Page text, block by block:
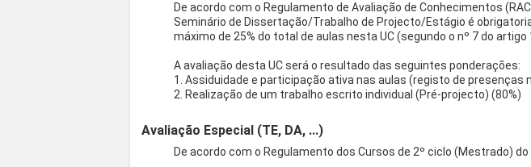
De acordo com o Regulamento de Avaliação de Conhecimentos
Seminário de Dissertação/Trabalho de Projecto/Estágio é
máximo de 25% do total de aulas nesta UC (segundo o nº 7 do artigo
A avaliação desta UC será o resultado das seguintes ponderações:
1. Assiduidade e participação ativa nas aulas (registo de presenças
2. Realização de um trabalho escrito individual (Pré-projecto) (80%)
Avaliação Especial (TE, DA, ...)
De acordo com o Regulamento dos Cursos de 2º ciclo (Mestrado) do